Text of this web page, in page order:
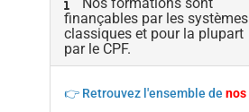
finançables par les systèmes
classiques et pour la plupart
par le CPF.
👉 Retrouvez l'ensemble de nos